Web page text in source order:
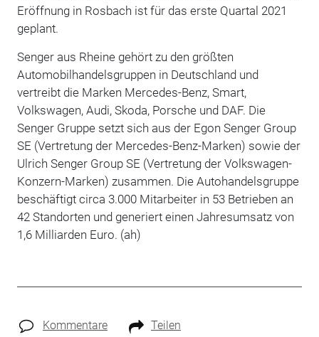
Eröffnung in Rosbach ist für das erste Quartal 2021
geplant.
Senger aus Rheine gehört zu den größten
Automobilhandelsgruppen in Deutschland und
vertreibt die Marken Mercedes-Benz, Smart,
Volkswagen, Audi, Skoda, Porsche und DAF. Die
Senger Gruppe setzt sich aus der Egon Senger Group
SE (Vertretung der Mercedes-Benz-Marken) sowie der
Ulrich Senger Group SE (Vertretung der Volkswagen-
Konzern-Marken) zusammen. Die Autohandelsgruppe
beschäftigt circa 3.000 Mitarbeiter in 53 Betrieben an
42 Standorten und generiert einen Jahresumsatz von
1,6 Milliarden Euro. (ah)
Kommentare Teilen